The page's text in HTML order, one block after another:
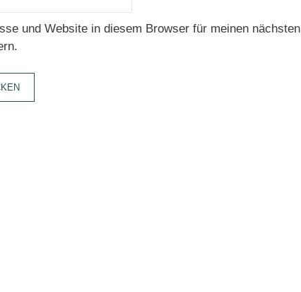
und Website in diesem Browser für meinen nächsten